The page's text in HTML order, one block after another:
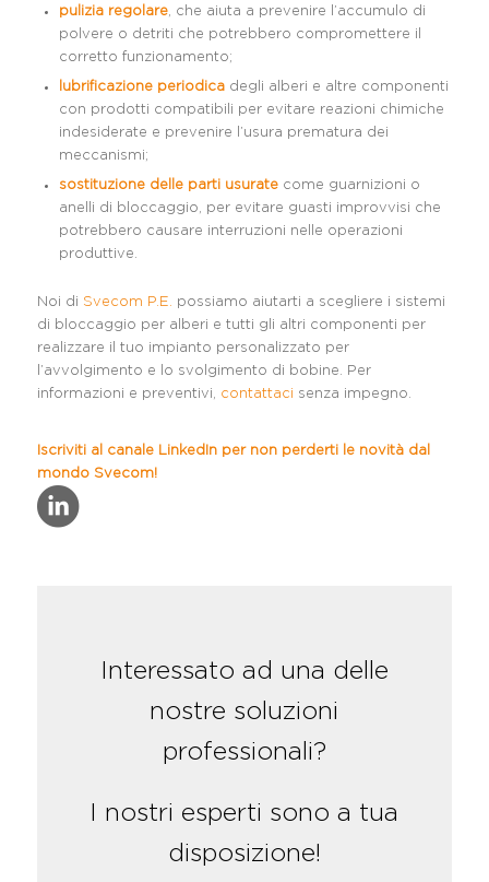
pulizia regolare, che aiuta a prevenire l’accumulo di
polvere o detriti che potrebbero compromettere il
corretto funzionamento;
lubrificazione periodicadegli alberi e altre componenti
con prodotti compatibili per evitare reazioni chimiche
indesiderate e prevenire l’usura prematura dei
meccanismi;
sostituzione delle parti usuratecome guarnizioni o
anelli di bloccaggio, per evitare guasti improvvisi che
potrebbero causare interruzioni nelle operazioni
produttive.
Noi di Svecom P.E. possiamo aiutarti a scegliere i sistemi
di bloccaggio per alberi e tutti gli altri componenti per
realizzare il tuo impianto personalizzato per
l’avvolgimento e lo svolgimento di bobine. Per
informazioni e preventivi, contattaci senza impegno.
Iscriviti al canale LinkedIn per non perderti le novità dal
mondo Svecom!
Interessato ad una delle
nostre soluzioni
professionali?
I nostri esperti sono a tua
disposizione!